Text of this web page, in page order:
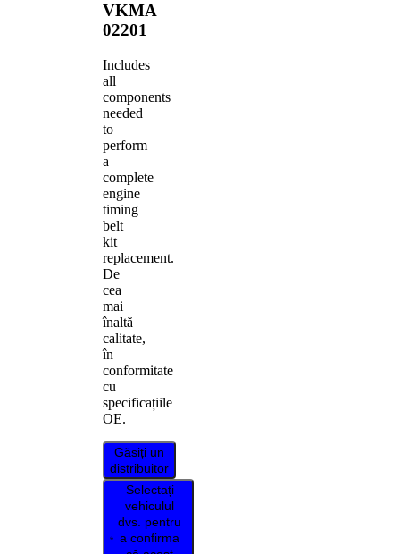
VKMA
02201
Includes
all
components
needed
to
perform
a
complete
engine
timing
belt
kit
replacement.
De
cea
mai
înaltă
calitate,
în
conformitate
cu
specificațiile
OE.
Găsiți un
distribuitor
Selectați
vehiculul
dvs. pentru
a confirma